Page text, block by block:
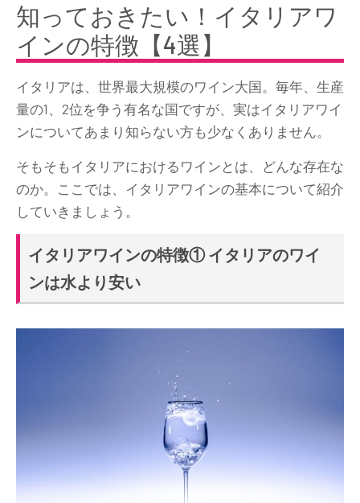
知っておきたい！イタリアワ
インの特徴【4選】
イタリアは、世界最大規模のワイン大国。毎年、生産
量の1、2位を争う有名な国ですが、実はイタリアワイ
ンについてあまり知らない方も少なくありません。
そもそもイタリアにおけるワインとは、どんな存在な
のか。ここでは、イタリアワインの基本について紹介
していきましょう。
イタリアワインの特徴① イタリアのワイ
ンは水より安い